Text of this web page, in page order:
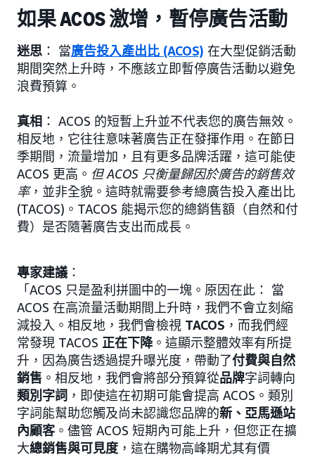
如果 ACOS 激增，暫停廣告活動
迷思 ： 當廣告投入產出比 (ACOS) 在大型促銷活動
期間突然上升時，不應該立即暫停廣告活動以避免
浪費預算。
真相 ： ACOS 的短暫上升並不代表您的廣告無效。
相反地，它往往意味著廣告正在發揮作用。在節日
季期間，流量增加，且有更多品牌活躍，這可能使
ACOS 更高。 但 ACOS 只衡量歸因於廣告的銷售效
率，並非全貌。這時就需要參考總廣告投入產出比
(TACOS)。TACOS 能揭示您的總銷售額（自然和付
費）是否隨著廣告支出而成長。
專家建議 ：
「ACOS 只是盈利拼圖中的一塊。原因在此： 當
ACOS 在高流量活動期間上升時，我們不會立刻縮
減投入。相反地，我們會檢視 TACOS ，而我們經
常發現 TACOS 正在下降。這顯示整體效率有所提
升，因為廣告透過提升曝光度，帶動了付費與自然
銷售 。相反地，我們會將部分預算從品牌字詞轉向
類別字詞 ，即使這在初期可能會提高 ACOS。類別
字詞能幫助您觸及尚未認識您品牌的新、亞馬遜站
內顧客。儘管 ACOS 短期內可能上升，但您正在擴
大總銷售與可見度 ，這在購物高峰期尤其有價